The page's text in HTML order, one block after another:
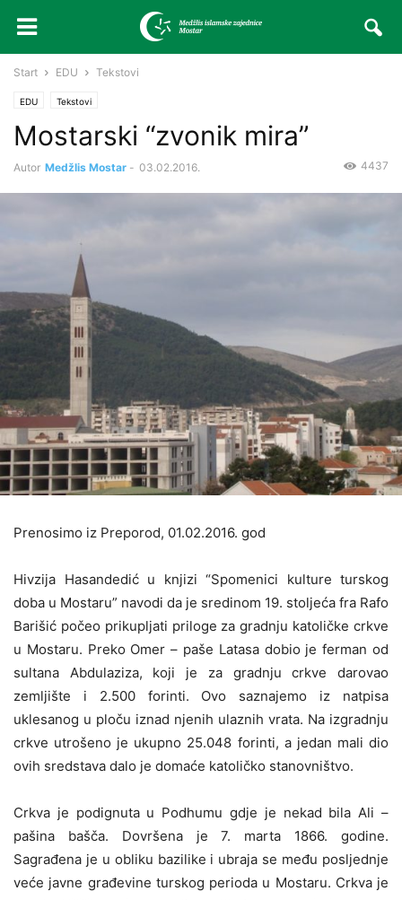
Start EDU Tekstovi
EDU Tekstovi
Mostarski “zvonik mira”
Autor Medžlis Mostar - 03.02.2016. 4437
Prenosimo iz Preporod, 01.02.2016. god
Hivzija Hasandedić u knjizi “Spomenici kulture turskog
doba u Mostaru” navodi da je sredinom 19. stoljeća fra Rafo
Barišić počeo prikupljati priloge za gradnju katoličke crkve
u Mostaru. Preko Omer – paše Latasa dobio je ferman od
sultana Abdulaziza, koji je za gradnju crkve darovao
zemljište i 2.500 forinti. Ovo saznajemo iz natpisa
uklesanog u ploču iznad njenih ulaznih vrata. Na izgradnju
crkve utrošeno je ukupno 25.048 forinti, a jedan mali dio
ovih sredstava dalo je domaće katoličko stanovništvo.
Crkva je podignuta u Podhumu gdje je nekad bila Ali –
pašina bašča. Dovršena je 7. marta 1866. godine.
Sagrađena je u obliku bazilike i ubraja se među posljednje
veće javne građevine turskog perioda u Mostaru. Crkva je